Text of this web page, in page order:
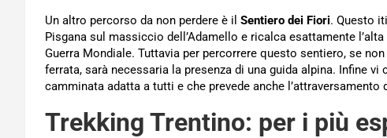
Un altro percorso da non perdere è il Sentiero dei Fiori. Questo
Pisgana sul massiccio dell’Adamello e ricalca esattamente
Guerra Mondiale. Tuttavia per percorrere questo sentiero, se
ferrata, sarà necessaria la presenza di una guida alpina. Infine
camminata adatta a tutti e che prevede anche
Trekking Trentino: per i più